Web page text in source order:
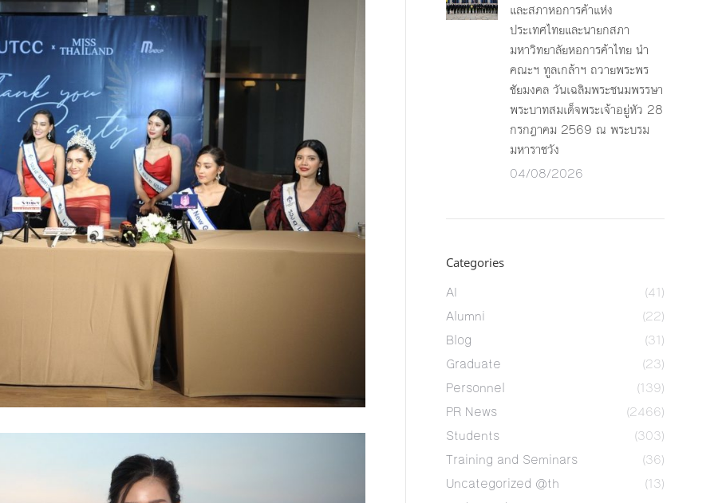
และสภาหอการค้าแห่ง
ประเทศไทยและนายกสภา
มหาวิทยาลัยหอการค้าไทย นำ
คณะฯ ทูลเกล้าฯ ถวายพระพร
ชัยมงคล วันเฉลิมพระชนมพรรษา
พระบาทสมเด็จพระเจ้าอยู่หัว 28
กรกฎาคม 2569 ณ พระบรม
มหาราชวัง
04/08/2026
Categories
AI
(41)
Alumni
(22)
Blog
(31)
Graduate
(23)
Personnel
(139)
PR News
(2466)
Students
(303)
Training and Seminars
(36)
Uncategorized @th
(13)